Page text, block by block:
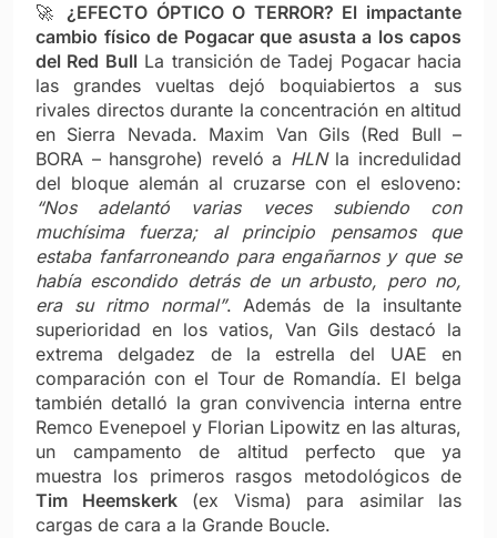
🚀¿EFECTO ÓPTICO O TERROR? El impactante
cambio físico de Pogacar que asusta a los capos
del Red Bull La transición de Tadej Pogacar hacia
las grandes vueltas dejó boquiabiertos a sus
rivales directos durante la concentración en altitud
en Sierra Nevada. Maxim Van Gils (Red Bull –
BORA – hansgrohe) reveló a HLNla incredulidad
del bloque alemán al cruzarse con el esloveno:
“Nos adelantó varias veces subiendo con
muchísima fuerza; al principio pensamos que
estaba fanfarroneando para engañarnos y que se
había escondido detrás de un arbusto, pero no,
era su ritmo normal”. Además de la insultante
superioridad en los vatios, Van Gils destacó la
extrema delgadez de la estrella del UAE en
comparación con el Tour de Romandía. El belga
también detalló la gran convivencia interna entre
Remco Evenepoel y Florian Lipowitz en las alturas,
un campamento de altitud perfecto que ya
muestra los primeros rasgos metodológicos de
Tim Heemskerk(ex Visma) para asimilar las
cargas de cara a la Grande Boucle.